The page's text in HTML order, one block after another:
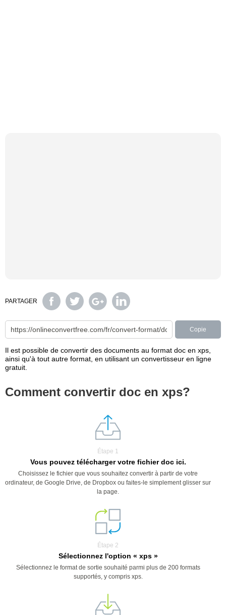
PARTAGER
Copie
Il est possible de convertir des documents au format doc en xps,
ainsi qu'à tout autre format, en utilisant un convertisseur en ligne
gratuit.
Comment convertir doc en xps?
Étape 1
Vous pouvez télécharger votre fichier doc ici.
Choisissez le fichier que vous souhaitez convertir à partir de votre
ordinateur, de Google Drive, de Dropbox ou faites-le simplement glisser sur
la page.
Étape 2
Sélectionnez l'option « xps »
Sélectionnez le format de sortie souhaité parmi plus de 200 formats
supportés, y compris xps.